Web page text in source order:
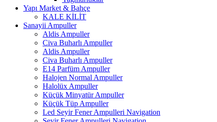
Yapı Market & Bahçe
KALE KİLİT
Sanayii Ampuller
Aldis Ampuller
Civa Buharlı Ampuller
Aldis Ampuller
Civa Buharlı Ampuller
E14 Parfüm Ampuller
Halojen Normal Ampuller
Halolüx Ampuller
Küçük Minyatür Ampuller
Küçük Tüp Ampuller
Led Seyir Fener Ampulleri Navigation